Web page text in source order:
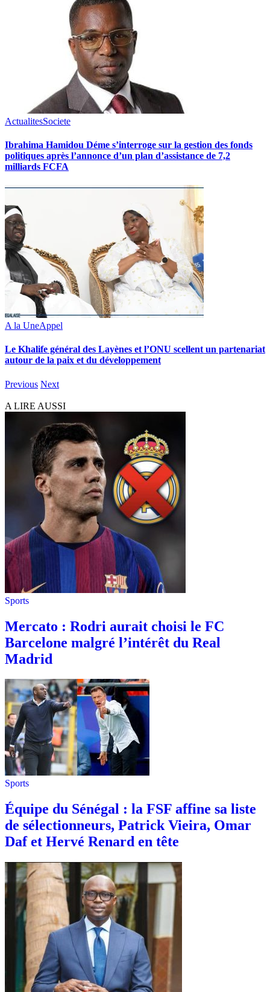
ActualitesSociete
Ibrahima Hamidou Déme s’interroge sur la gestion des fonds
politiques après l’annonce d’un plan d’assistance de 7,2
milliards FCFA
A la UneAppel
Le Khalife général des Layènes et l’ONU scellent un partenariat
autour de la paix et du développement
Previous Next
A LIRE AUSSI
Sports
Mercato : Rodri aurait choisi le FC
Barcelone malgré l’intérêt du Real
Madrid
Sports
Équipe du Sénégal : la FSF affine sa liste
de sélectionneurs, Patrick Vieira, Omar
Daf et Hervé Renard en tête